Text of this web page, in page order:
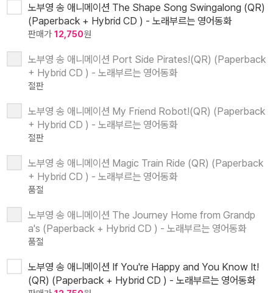
노부영 송 애니메이션 The Shape Song Swingalong (QR)
(Paperback + Hybrid CD ) - 노래부르는 영어동화
판매가 12,750원
노부영 송 애니메이션 Port Side Pirates!(QR) (Paperback
+ Hybrid CD ) - 노래부르는 영어동화
절판
노부영 송 애니메이션 My Friend Robot!(QR) (Paperback
+ Hybrid CD ) - 노래부르는 영어동화
절판
노부영 송 애니메이션 Magic Train Ride (QR) (Paperback
+ Hybrid CD ) - 노래부르는 영어동화
품절
노부영 송 애니메이션 The Journey Home from Grandp
a's (Paperback + Hybrid CD ) - 노래부르는 영어동화
품절
노부영 송 애니메이션 If You're Happy and You Know It!
(QR) (Paperback + Hybrid CD ) - 노래부르는 영어동화